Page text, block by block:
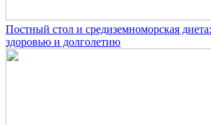
Постный стол и средиземноморская
здоровью и долголетию